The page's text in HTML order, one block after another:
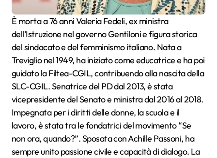
È morta a 76 anni Valeria Fedeli, ex ministra
dell’Istruzione nel governo Gentiloni e figura storica
del sindacato e del femminismo italiano. Nata a
Treviglio nel 1949, ha iniziato come educatrice e ha poi
guidato la Filtea-CGIL, contribuendo alla nascita della
SLC-CGIL. Senatrice del PD dal 2013, è stata
vicepresidente del Senato e ministra dal 2016 al 2018.
Impegnata per i diritti delle donne, la scuola e il
lavoro, è stata tra le fondatrici del movimento “Se
non ora, quando?”. Sposata con Achille Passoni, ha
sempre unito passione civile e capacità di dialogo. La